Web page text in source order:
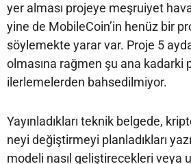
yer alması projeye meşruiyet
yine de MobileCoin’in henüz bir
söylemekte yarar var. Proje 5
olmasına rağmen şu ana kadarki
ilerlemelerden bahsedilmiyor.
Yayınladıkları teknik belgede,
neyi değiştirmeyi planladıkları
modeli nasıl geliştirecekleri veya